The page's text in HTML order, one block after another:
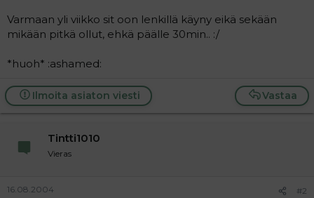
a
Varmaan yli viikko sit oon lenkillä käyny eikä sekään
mikään pitkä ollut, ehkä päälle 30min.. :/
*huoh* :ashamed:
Vastaa
Ilmoita asiaton viesti
Tintti1010
Vieras
16.08.2004 #2